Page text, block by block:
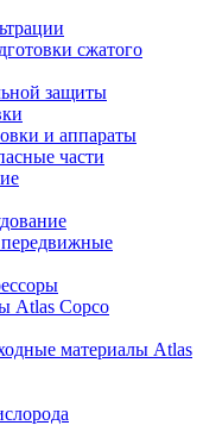
сжатого
защиты
и аппараты
части
Atlas Copco
материалы Atlas